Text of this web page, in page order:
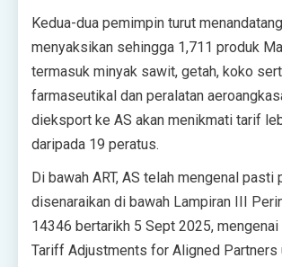
Kedua-dua pemimpin turut
menyaksikan sehingga 1,711 produk
termasuk minyak sawit, getah, koko
farmaseutikal dan peralatan
dieksport ke AS akan menikmati tarif
daripada 19 peratus.
Di bawah ART, AS telah mengenal pasti
disenaraikan di bawah Lampiran III
14346 bertarikh 5 Sept 2025, mengenai
Tariff Adjustments for Aligned Partners